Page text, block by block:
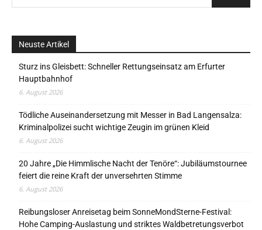
Neuste Artikel
Sturz ins Gleisbett: Schneller Rettungseinsatz am Erfurter
Hauptbahnhof
6. August 2026
Tödliche Auseinandersetzung mit Messer in Bad Langensalza:
Kriminalpolizei sucht wichtige Zeugin im grünen Kleid
6. August 2026
20 Jahre „Die Himmlische Nacht der Tenöre“: Jubiläumstournee
feiert die reine Kraft der unversehrten Stimme
6. August 2026
Reibungsloser Anreisetag beim SonneMondSterne-Festival:
Hohe Camping-Auslastung und striktes Waldbetretungsverbot